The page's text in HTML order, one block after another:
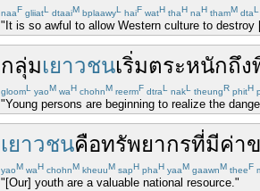
naaF gliiatL dtaaiM bplaawyL haiF watH thaH naH thamM dtaL
"It is so awful to allow Western culture to
กลุ่มเยาวชนเริ่มตระหนักถึง
gloomL yaoM waH chohnM reermF dtraL nakL theungR phitH
"Young persons are beginning to realize the
เยาวชนคือทรัพยากรที่มีค่า
yaoM waH chohnM kheuuM sapH phaH yaaM gaawnM theeF
"[Our] youth are a valuable national resource."